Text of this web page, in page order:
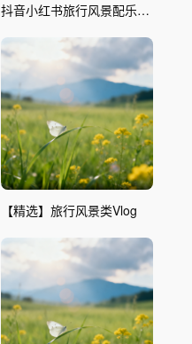
抖音小红书旅行风景配乐甄
【精选】旅行风景类Vlog